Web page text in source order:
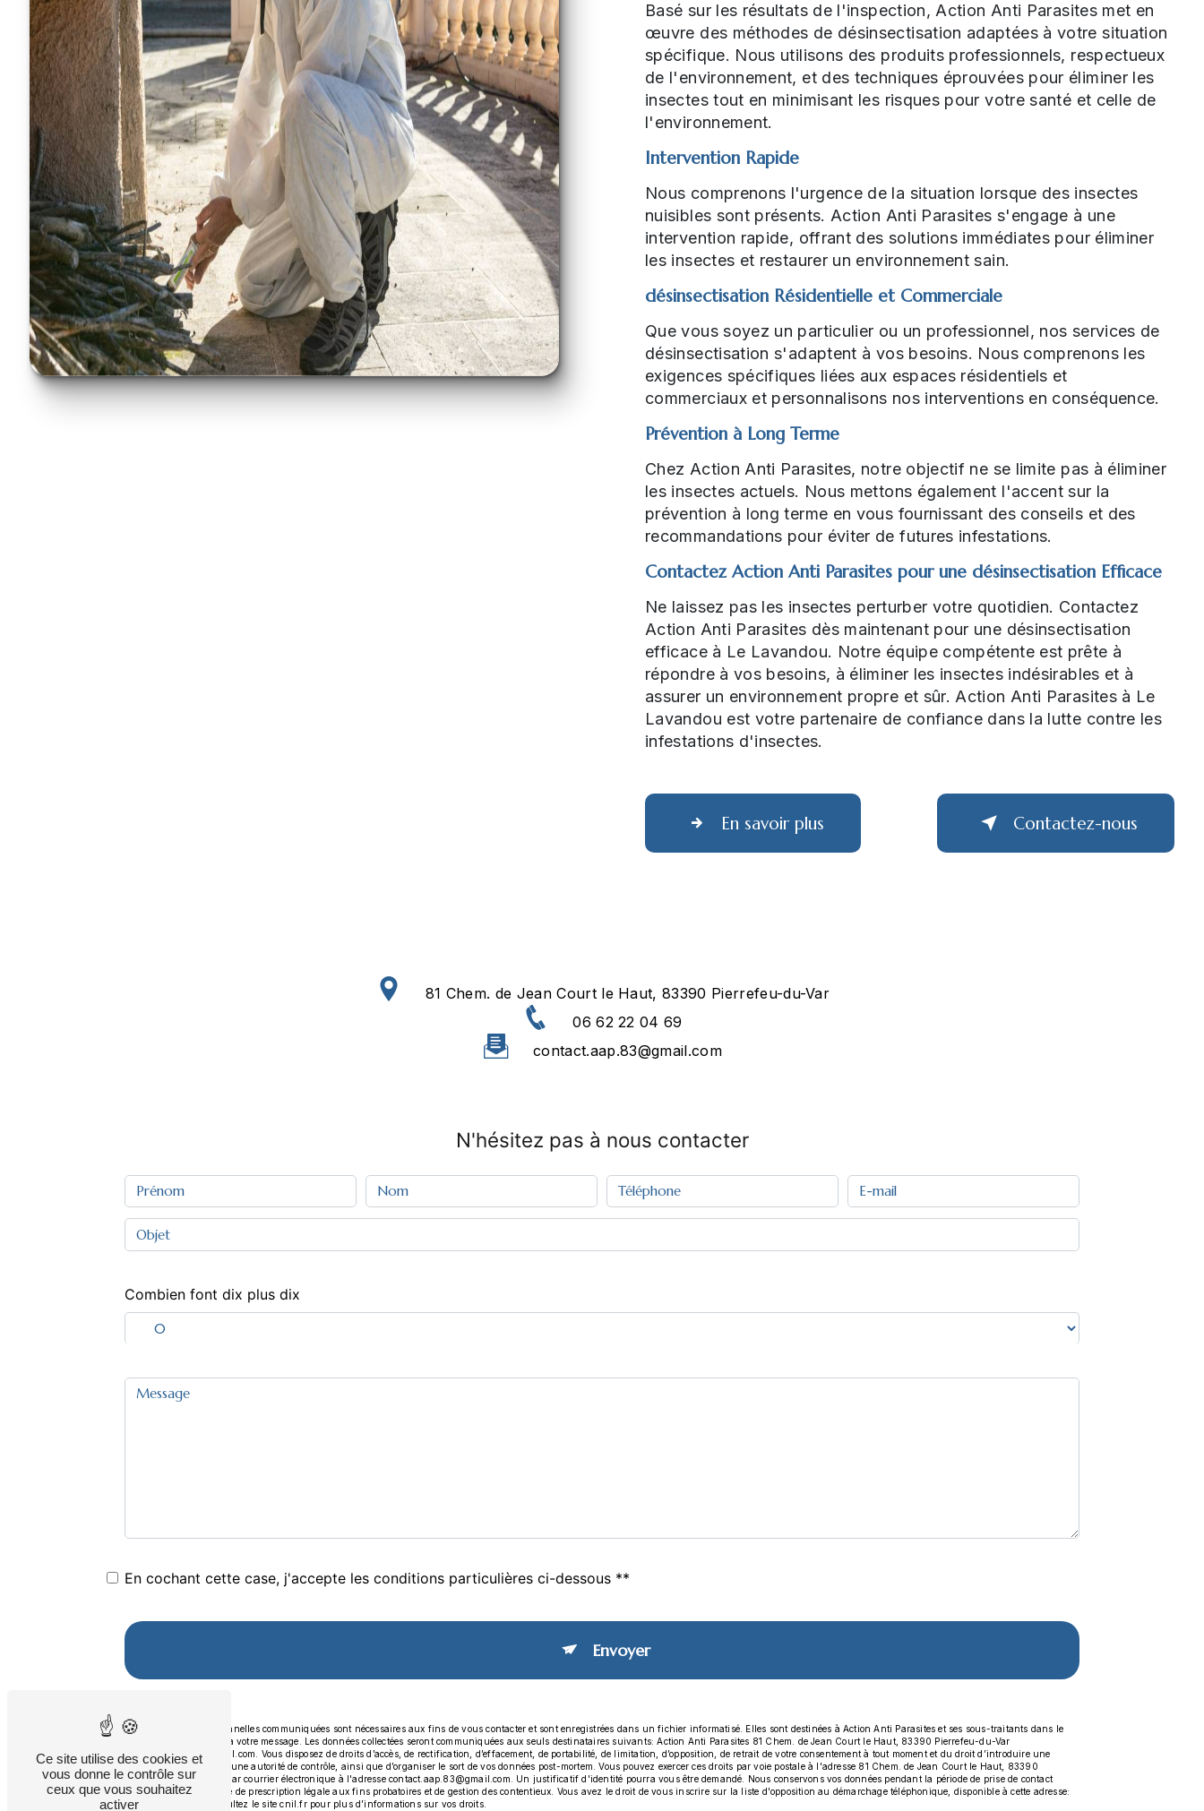
Basé sur les résultats de l'inspection, Action Anti Parasites met en
œuvre des méthodes de désinsectisation adaptées à votre situation
spécifique. Nous utilisons des produits professionnels, respectueux
de l'environnement, et des techniques éprouvées pour éliminer les
insectes tout en minimisant les risques pour votre santé et celle de
l'environnement.
Intervention Rapide
Nous comprenons l'urgence de la situation lorsque des insectes
nuisibles sont présents. Action Anti Parasites s'engage à une
intervention rapide, offrant des solutions immédiates pour éliminer
les insectes et restaurer un environnement sain.
désinsectisation Résidentielle et Commerciale
Que vous soyez un particulier ou un professionnel, nos services de
désinsectisation s'adaptent à vos besoins. Nous comprenons les
exigences spécifiques liées aux espaces résidentiels et
commerciaux et personnalisons nos interventions en conséquence.
Prévention à Long Terme
Chez Action Anti Parasites, notre objectif ne se limite pas à éliminer
les insectes actuels. Nous mettons également l'accent sur la
prévention à long terme en vous fournissant des conseils et des
recommandations pour éviter de futures infestations.
Contactez Action Anti Parasites pour une désinsectisation Efficace
Ne laissez pas les insectes perturber votre quotidien. Contactez
Action Anti Parasites dès maintenant pour une désinsectisation
efficace à Le Lavandou. Notre équipe compétente est prête à
répondre à vos besoins, à éliminer les insectes indésirables et à
assurer un environnement propre et sûr. Action Anti Parasites à Le
Lavandou est votre partenaire de confiance dans la lutte contre les
infestations d'insectes.
En savoir plus Contactez-nous
81 Chem. de Jean Court le Haut, 83390 Pierrefeu-du-Var
06 62 22 04 69
contact.aap.83@gmail.com
N'hésitez pas à nous contacter
Combien font dix plus dix
En cochant cette case, j'accepte les conditions particulières ci-dessous **
Envoyer
** Les données personnelles communiquées sont nécessaires aux fins de vous contacter et sont enregistrées dans un fichier informatisé. Elles sont destinées à Action Anti Parasites et ses sous-traitants dans le
seul but de répondre à votre message. Les données collectées seront communiquées aux seuls destinataires suivants: Action Anti Parasites 81 Chem. de Jean Court le Haut, 83390 Pierrefeu-du-Var
contact.aap.83@gmail.com. Vous disposez de droits d’accès, de rectification, d’effacement, de portabilité, de limitation, d’opposition, de retrait de votre consentement à tout moment et du droit d’introduire une
réclamation auprès d’une autorité de contrôle, ainsi que d’organiser le sort de vos données post-mortem. Vous pouvez exercer ces droits par voie postale à l'adresse 81 Chem. de Jean Court le Haut, 83390
Pierrefeu-du-Var ou par courrier électronique à l'adresse contact.aap.83@gmail.com. Un justificatif d'identité pourra vous être demandé. Nous conservons vos données pendant la période de prise de contact
puis pendant la durée de prescription légale aux fins probatoires et de gestion des contentieux. Vous avez le droit de vous inscrire sur la liste d'opposition au démarchage téléphonique, disponible à cette adresse:
Bloctel.gouv.fr
. Consultez le site cnil.fr pour plus d’informations sur vos droits.
Ce site utilise des cookies et
vous donne le contrôle sur
ceux que vous souhaitez
activer